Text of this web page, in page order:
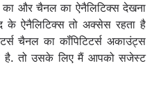
और चैनल का ऐनैलिटिक्स देखना
के ऐनैलिटिक्स तो अक्सेस रहता है
चैनल का कॉंपिटिटर्स अकाउंट्स
है. तो उसके लिए मैं आपको सजेस्ट